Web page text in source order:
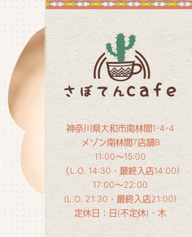
神奈川県大和市南林間1-4-4
メゾン南林間7店舗B
11:00～15:00
（L.O. 14:30・最終入店14:00)
17:00～22:00
(L.O. 21:30・最終入店21:00)
定休日：日(不定休)・木